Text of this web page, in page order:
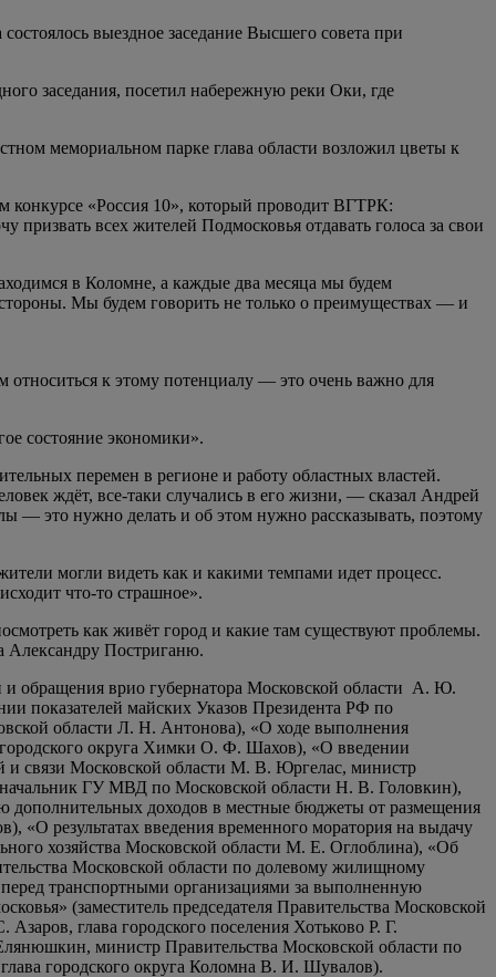
выездное заседание Высшего совета при
заседания, посетил набережную реки Оки, где
мемориальном парке глава области возложил цветы к
«Россия 10», который проводит ВГТРК:
всех жителей Подмосковья отдавать голоса за свои
в Коломне, а каждые два месяца мы будем
Мы будем говорить не только о преимуществах — и
относиться к этому потенциалу — это очень важно для
состояние экономики».
перемен в регионе и работу областных властей.
ждёт, все-таки случались в его жизни, — сказал Андрей
— это нужно делать и об этом нужно рассказывать, поэтому
могли видеть как и какими темпами идет процесс.
что-то страшное».
как живёт город и какие там существуют проблемы.
Александру Постриганю.
и обращения врио губернатора Московской области А. Ю.
показателей майских Указов Президента РФ по
области Л. Н. Антонова), «О ходе выполнения
округа Химки О. Ф. Шахов), «О введении
и связи Московской области М. В. Юргелас, министр
ГУ МВД по Московской области Н. В. Головкин),
дополнительных доходов в местные бюджеты от размещения
«О результатах введения временного моратория на выдачу
хозяйства Московской области М. Е. Оглоблина), «Об
Московской области по долевому жилищному
транспортными организациями за выполненную
(заместитель председателя Правительства Московской
глава городского поселения Хотьково Р. Г.
министр Правительства Московской области по
городского округа Коломна В. И. Шувалов).